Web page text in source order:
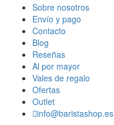
Sobre nosotros
Envío y pago
Contacto
Blog
Reseñas
Al por mayor
Vales de regalo
Ofertas
Outlet
info@baristashop.es